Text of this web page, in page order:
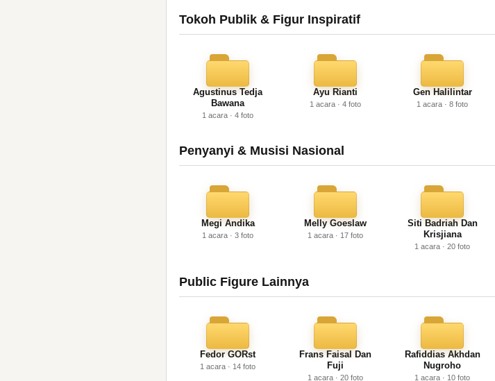
Tokoh Publik & Figur Inspiratif
Agustinus Tedja
Bawana
1 acara · 4 foto
Ayu Rianti
1 acara · 4 foto
Gen Halilintar
1 acara · 8 foto
Penyanyi & Musisi Nasional
Megi Andika
1 acara · 3 foto
Melly Goeslaw
1 acara · 17 foto
Siti Badriah Dan
Krisjiana
1 acara · 20 foto
Public Figure Lainnya
Fedor GORst
1 acara · 14 foto
Frans Faisal Dan
Fuji
1 acara · 20 foto
Rafiddias Akhdan
Nugroho
1 acara · 10 foto